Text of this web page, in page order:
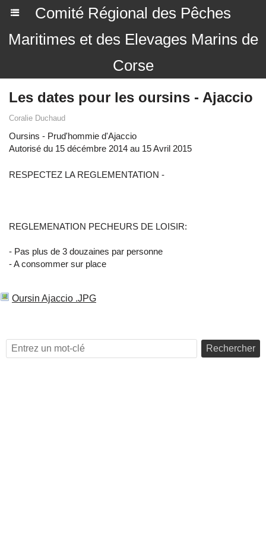
Comité Régional des Pêches
Maritimes et des Elevages Marins de
Corse
Les dates pour les oursins - Ajaccio
Coralie Duchaud
Oursins - Prud'hommie d'Ajaccio
Autorisé du 15 décémbre 2014 au 15 Avril 2015
RESPECTEZ LA REGLEMENTATION -
REGLEMENATION PECHEURS DE LOISIR:
- Pas plus de 3 douzaines par personne
- A consommer sur place
Oursin Ajaccio .JPG
Rechercher